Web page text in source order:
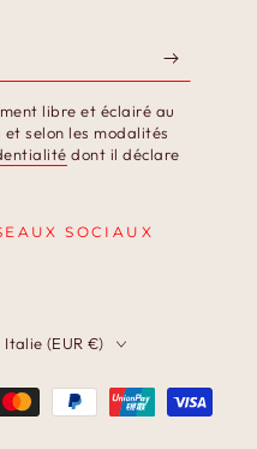
libre et éclairé au
selon les modalités
dont il déclare
SOCIAUX
Italie (EUR €)